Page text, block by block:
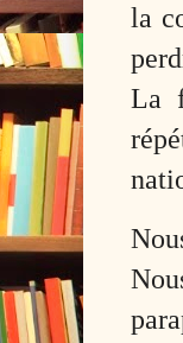
la
La